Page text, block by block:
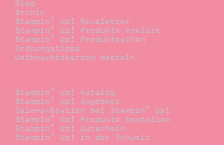
Blog
Archiv
Stampin’ Up! Newsletter
Stampin’ Up! Produkte erklärt
Stampin’ Up! Produktreihen
Ordnungstipps
Weihnachtskarten basteln
Stampin’ Up! Katalog
Stampin’ Up! Angebote
Sale-a-Bration bei Stampin’ Up!
Stampin’ Up! Produkte bestellen
Stampin’ Up! Gutschein
Stampin’ Up! in der Schweiz